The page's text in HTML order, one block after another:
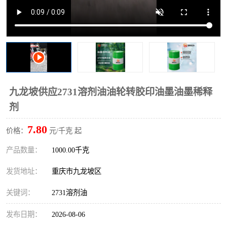
九龙坡供应2731溶剂油油轮转胶印油墨油墨稀释
剂
价格： 7.80 元/千克 起
产品数量： 1000.00千克
发货地址： 重庆市九龙坡区
关键词： 2731溶剂油
发布日期： 2026-08-06